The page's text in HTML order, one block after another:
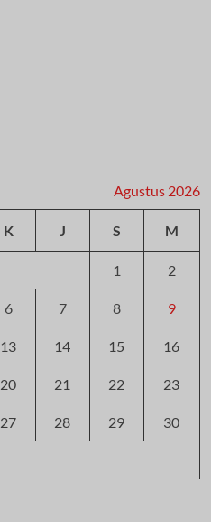
Agustus 2026
K J S M
1 2
6 7 8 9
13 14 15 16
20 21 22 23
27 28 29 30